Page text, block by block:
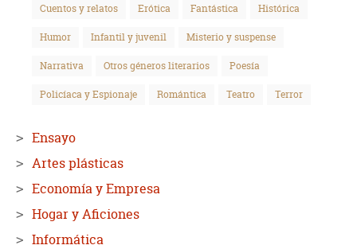
Cuentos y relatos Erótica Fantástica Histórica
Humor Infantil y juvenil Misterio y suspense
Narrativa Otros géneros literarios Poesía
Policíaca y Espionaje Romántica Teatro Terror
Ensayo
Artes plásticas
Economía y Empresa
Hogar y Aficiones
Informática